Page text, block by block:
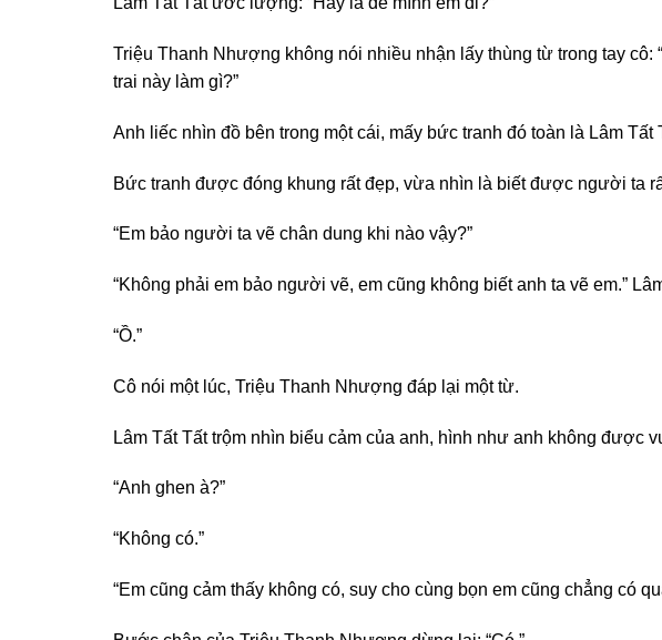
Triệu Thanh Nhượng không nói nhiều nhận lấy thùng từ trong tay
trai này làm gì?”
Anh liếc nhìn đồ bên trong một cái, mấy bức tranh đó toàn là Lâm
Bức tranh được đóng khung rất đẹp, vừa nhìn là biết được người ta
“Em bảo người ta vẽ chân dung khi nào vậy?”
“Không phải em bảo người vẽ, em cũng không biết anh ta vẽ em.”
“Ồ.”
Cô nói một lúc, Triệu Thanh Nhượng đáp lại một từ.
Lâm Tất Tất trộm nhìn biểu cảm của anh, hình như anh không được
“Anh ghen à?”
“Không có.”
“Em cũng cảm thấy không có, suy cho cùng bọn em cũng chẳng có